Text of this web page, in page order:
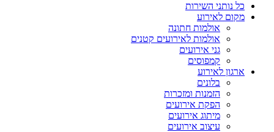
כל נותני השירות
מקום לאירוע
אולמות חתונה
אולמות לאירועים קטנים
גני אירועים
קמפוסים
ארגון לאירוע
בלונים
הזמנות ומזכרות
הפקת אירועים
מיתוג אירועים
עיצוב אירועים